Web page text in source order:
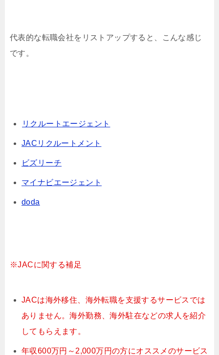
代表的な転職会社をリストアップすると、こんな感じ
です。
リクルートエージェント
JACリクルートメント
ビズリーチ
マイナビエージェント
doda
※JACに関する補足
JACは海外移住、海外転職を支援するサービスでは
ありません。海外勤務、海外駐在などの求人を紹介
してもらえます。
年収600万円～2,000万円の方にオススメのサービス